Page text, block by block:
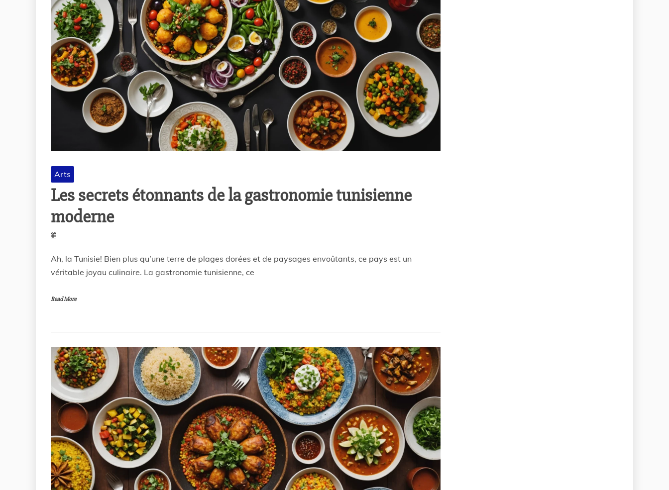
Arts
Les secrets étonnants de la gastronomie tunisienne
moderne
Ah, la Tunisie! Bien plus qu’une terre de plages dorées et de paysages envoûtants, ce pays est un
véritable joyau culinaire. La gastronomie tunisienne, ce
Read More